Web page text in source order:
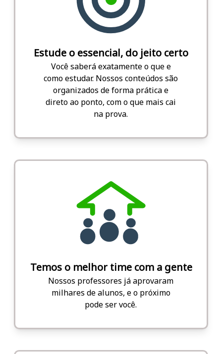
Estude o essencial, do jeito certo
Você saberá exatamente o que e
como estudar. Nossos conteúdos são
organizados de forma prática e
direto ao ponto, com o que mais cai
na prova.
Temos o melhor time com a gente
Nossos professores já aprovaram
milhares de alunos, e o próximo
pode ser você.